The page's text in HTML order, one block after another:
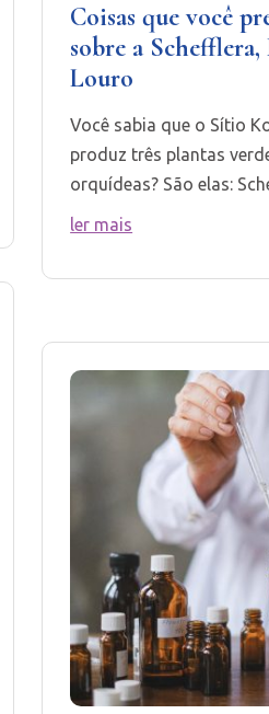
Coisas que você
sobre a Schefflera,
Louro
Você sabia que o Sítio
produz três plantas
orquídeas? São elas:
ler mais